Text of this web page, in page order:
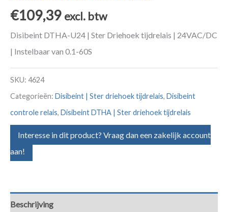
€109,39 excl. btw
Disibeint DTHA-U24 | Ster Driehoek tijdrelais | 24VAC/DC
| Instelbaar van 0.1-60S
SKU: 4624
Categorieën: Disibeint | Ster driehoek tijdrelais, Disibeint
controle relais, Disibeint DTHA | Ster driehoek tijdrelais
Interesse in dit product? Vraag dan een zakelijk account
aan!
Beschrijving